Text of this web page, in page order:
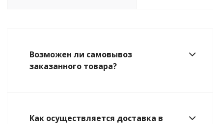
Возможен ли самовывоз
заказанного товара?
Как осуществляется доставка в